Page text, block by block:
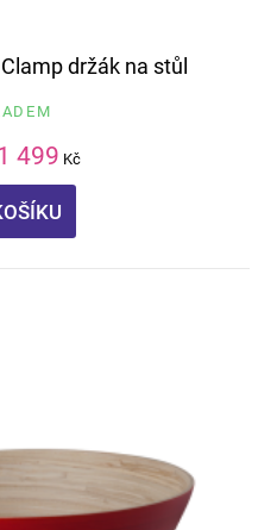
držák na stůl
499 Kč